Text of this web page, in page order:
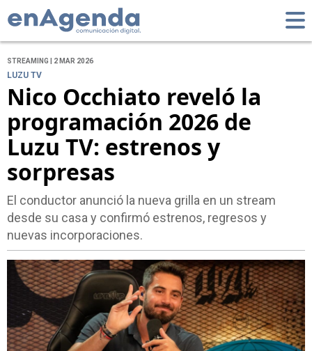
STREAMING | 2 MAR 2026
LUZU TV
Nico Occhiato reveló la
programación 2026 de
Luzu TV: estrenos y
sorpresas
El conductor anunció la nueva grilla en un stream
desde su casa y confirmó estrenos, regresos y
nuevas incorporaciones.